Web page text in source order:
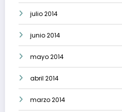
julio 2014
junio 2014
mayo 2014
abril 2014
marzo 2014